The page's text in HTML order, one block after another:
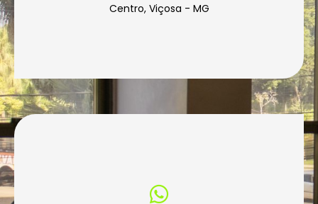
Centro, Viçosa - MG